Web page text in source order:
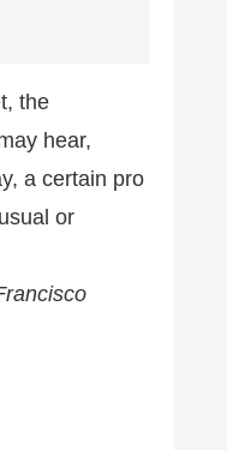
the
hear,
a certain pro
or